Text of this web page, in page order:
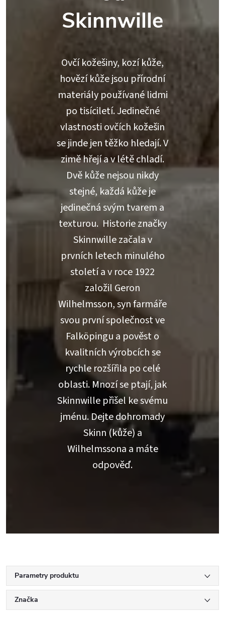
Skinnwille
Ovčí kožešiny, kozí kůže,
hovězí kůže jsou přírodní
materiály používané lidmi
po tisíciletí. Jedinečné
vlastnosti ovčích kožešin
se jinde jen těžko hledají. V
zimě hřejí a v létě chladí.
Dvě kůže nejsou nikdy
stejné, každá kůže je
jedinečná svým tvarem a
texturou. Historie značky
Skinnwille začala v
prvních letech minulého
století a v roce 1922
založil Geron
Wilhelmsson, syn farmáře
svou první společnost ve
Falköpingu a pověst o
kvalitních výrobcích se
rychle rozšířila po celé
oblasti. Mnozí se ptají, jak
Skinnwille přišel ke svému
jménu. Dejte dohromady
Skinn (kůže) a
Wilhelmssona a máte
odpověď.
Parametry produktu
Značka